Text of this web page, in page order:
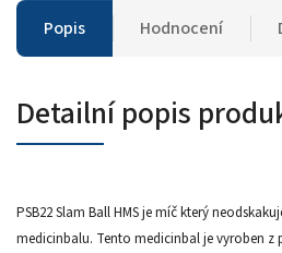
Popis Hodnocení
Detailní popis
PSB22 Slam Ball HMS je míč který
medicinbalu. Tento medicinbal je vyroben z